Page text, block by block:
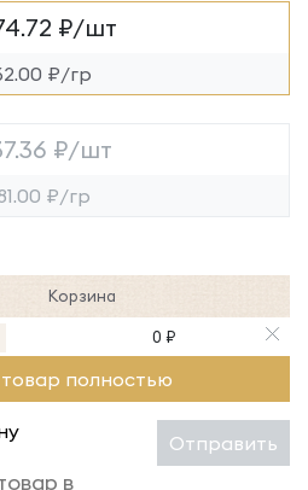
₽/шт
₽/гр
₽/шт
₽/гр
Корзина
0 ₽
полностью
Отправить